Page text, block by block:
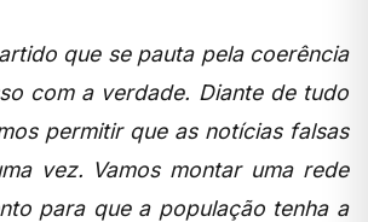
que se pauta pela coerência
com a verdade. Diante de tudo
permitir que as notícias falsas
vez. Vamos montar uma rede
para que a população tenha a